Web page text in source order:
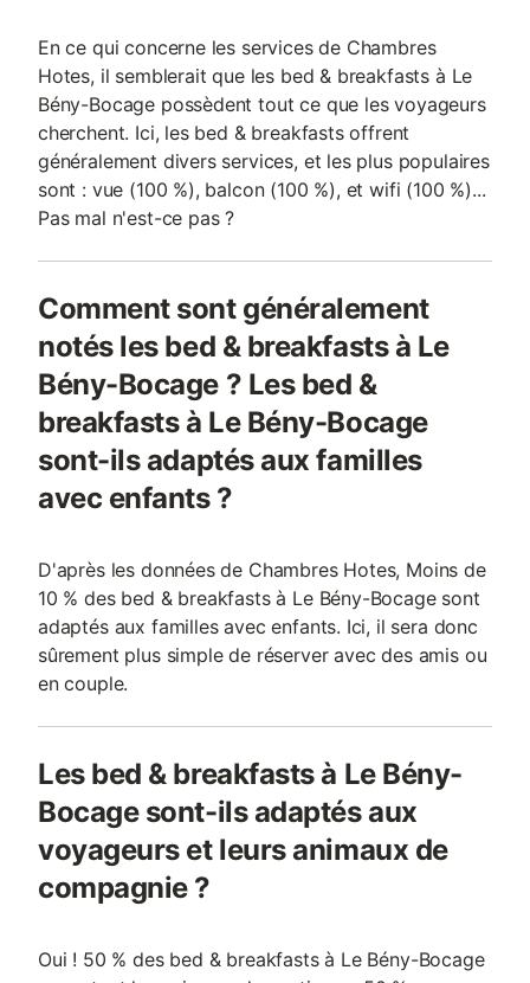
En ce qui concerne les services de Chambres
Hotes, il semblerait que les bed & breakfasts à Le
Bény-Bocage possèdent tout ce que les voyageurs
cherchent. Ici, les bed & breakfasts offrent
généralement divers services, et les plus populaires
sont : vue (100 %), balcon (100 %), et wifi (100 %)...
Pas mal n'est-ce pas ?
Comment sont généralement
notés les bed & breakfasts à Le
Bény-Bocage ? Les bed &
breakfasts à Le Bény-Bocage
sont-ils adaptés aux familles
avec enfants ?
D'après les données de Chambres Hotes, Moins de
10 % des bed & breakfasts à Le Bény-Bocage sont
adaptés aux familles avec enfants. Ici, il sera donc
sûrement plus simple de réserver avec des amis ou
en couple.
Les bed & breakfasts à Le Bény-
Bocage sont-ils adaptés aux
voyageurs et leurs animaux de
compagnie ?
Oui ! 50 % des bed & breakfasts à Le Bény-Bocage